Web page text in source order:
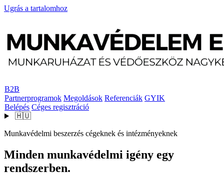
Ugrás a tartalomhoz
B2B
Partnerprogramok Megoldások Referenciák GYIK
Belépés Céges regisztráció
🇭🇺
Munkavédelmi beszerzés cégeknek és intézményeknek
Minden munkavédelmi igény egy
rendszerben.